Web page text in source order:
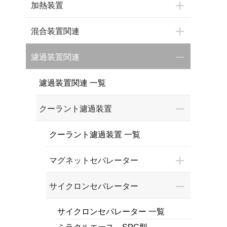
加熱装置
混合装置関連
濾過装置関連
濾過装置関連 一覧
クーラント濾過装置
クーラント濾過装置 一覧
マグネットセパレーター
サイクロンセパレーター
サイクロンセパレーター 一覧